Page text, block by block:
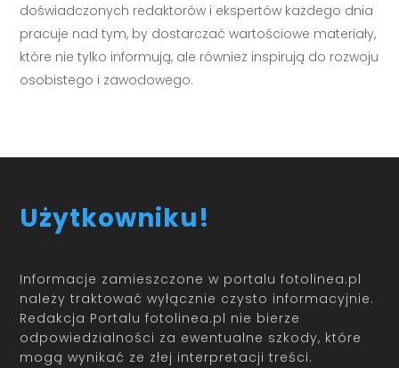
doświadczonych redaktorów i ekspertów każdego dnia
pracuje nad tym, by dostarczać wartościowe materiały,
które nie tylko informują, ale również inspirują do rozwoju
osobistego i zawodowego.
Użytkowniku!
Informacje zamieszczone w portalu fotolinea.pl
należy traktować wyłącznie czysto informacyjnie.
Redakcja Portalu fotolinea.pl nie bierze
odpowiedzialności za ewentualne szkody, które
mogą wynikać ze złej interpretacji treści.